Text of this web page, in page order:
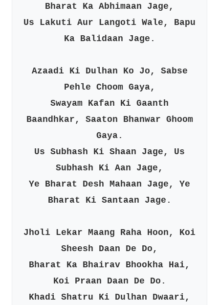
Bharat Ka Abhimaan Jage,
Us Lakuti Aur Langoti Wale, Bapu
Ka Balidaan Jage.
Azaadi Ki Dulhan Ko Jo, Sabse
Pehle Choom Gaya,
Swayam Kafan Ki Gaanth
Baandhkar, Saaton Bhanwar Ghoom
Gaya.
Us Subhash Ki Shaan Jage, Us
Subhash Ki Aan Jage,
Ye Bharat Desh Mahaan Jage, Ye
Bharat Ki Santaan Jage.
Jholi Lekar Maang Raha Hoon, Koi
Sheesh Daan De Do,
Bharat Ka Bhairav Bhookha Hai,
Koi Praan Daan De Do.
Khadi Shatru Ki Dulhan Dwaari,